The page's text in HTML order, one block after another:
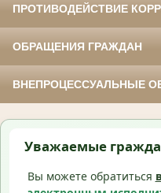
ПРОТИВОДЕЙСТВИЕ
ОБРАЩЕНИЯ ГРАЖДАН
ВНЕПРОЦЕССУАЛЬНЫЕ
Уважаемые
Вы можете обратиться